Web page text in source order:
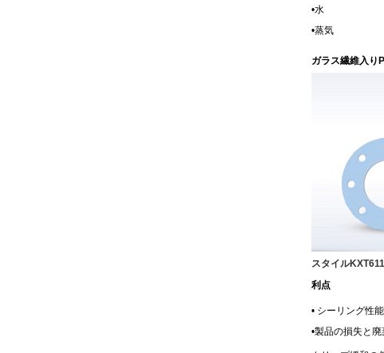
•水
•蒸気
ガラス繊維入り
スタイル
利点
•シーリング性
•製品の損失と廃